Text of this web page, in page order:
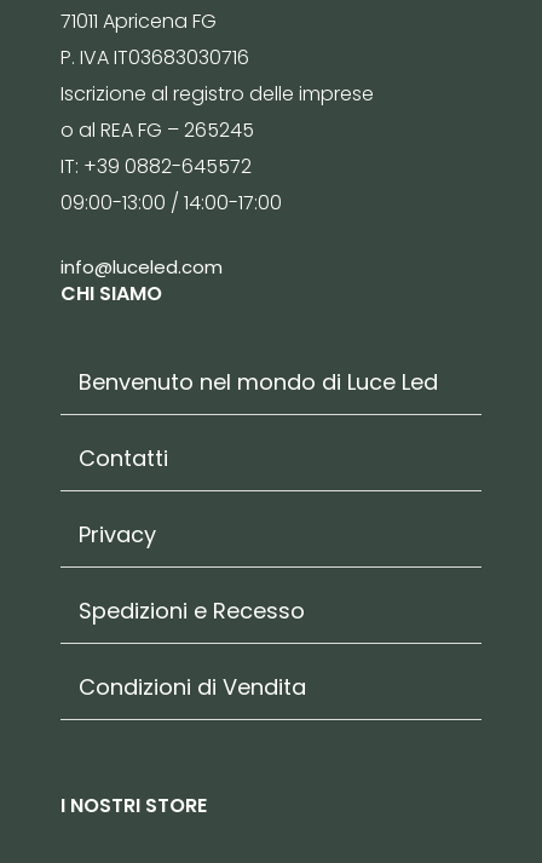
71011 Apricena FG
P. IVA IT03683030716
Iscrizione al registro delle imprese
o al REA FG – 265245
IT: +39 0882-645572
09:00-13:00 / 14:00-17:00
info@luceled.com
CHI SIAMO
Benvenuto nel mondo di Luce Led
Contatti
Privacy
Spedizioni e Recesso
Condizioni di Vendita
I NOSTRI STORE